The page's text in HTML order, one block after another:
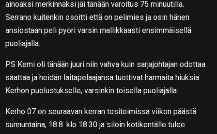
ainoaksi merkinnäksi jäi tänään varoitus 75 minuutilla.
Serrano kuitenkin osoitti että on pelimies ja osin hänen
ansiostaan peli pyöri varsin mallikkaasti ensimmäisellä
puoliajalla.
PS Kemi oli tänään juuri niin vahva kuin sarjajohtajan odottaa
saattaa ja heidän laitapelaajansa tuottivat harmaita hiuksia
Kerhon puolustukselle, varsinkin toisella puoliajalla.
Kerho 07 on seuraavan kerran tositoimissa viikon päästä
sunnuntaina, 18.8. klo 18.30 ja siloin kotikentälle tulee